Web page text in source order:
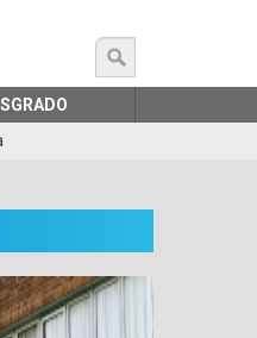
búsqueda